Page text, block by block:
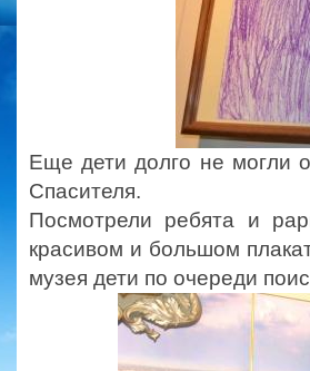
Еще дети долго не могли
Спасителя.
Посмотрели ребята и
красивом и большом
музея дети по очереди